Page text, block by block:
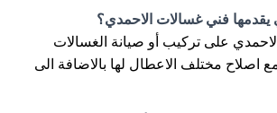
يقدمها فني غسالات الاحمدي؟
على تركيب أو صيانة الغسالات
مع اصلاح مختلف الاعطال لها بالاضافة الى